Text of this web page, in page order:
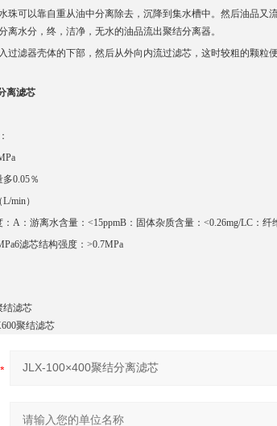
珠可以靠自重从油中分离除去，沉降到集水槽中。然后油品又
离水分，终，洁净，无水的油品流出聚结分离器。
过滤器壳体的下部，然后从外向内流过滤芯，这时较粗的颗粒
离滤芯
0.05％
min）
A：游离水含量：<15ppmB：固体杂质含量：<0.26mg/LC：纤
滤芯结构强度：>0.7MPa
结滤芯
聚结滤芯